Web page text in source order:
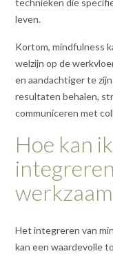
technieken die
leven.
Kortom, mindfulness
welzijn op de
en aandachtiger te
resultaten behalen,
communiceren met
Hoe kan
Het integreren van
kan een waardevolle